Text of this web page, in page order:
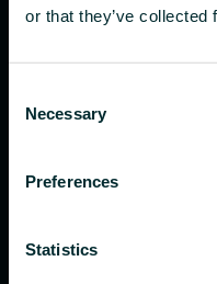
or that they’ve
Selection
Necessary
Preferences
Statistics